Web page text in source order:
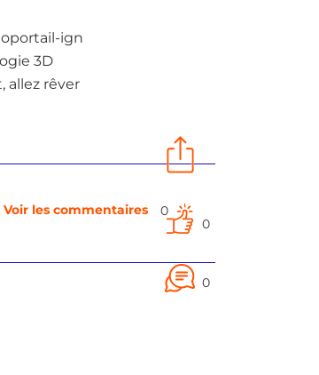
0
0
ign
3D
allez rêver
Voir les commentaires 0